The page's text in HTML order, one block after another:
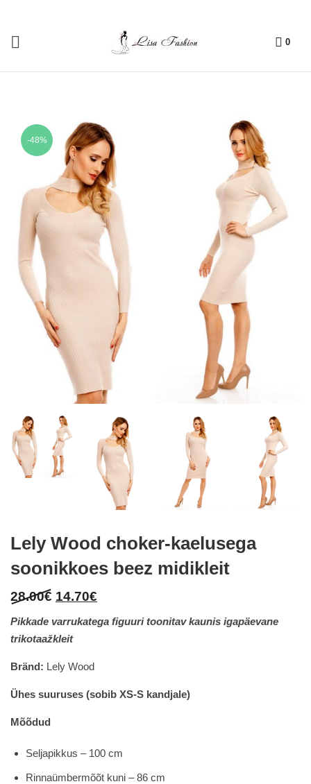
0
-48%
Lely Wood choker-kaelusega
soonikkoes beez midikleit
28.00€ Original
was:
14.70€
is:
Pikkade varrukatega figuuri toonitav kaunis igapäevane
trikotaažkleit
Bränd: Lely Wood
Ühes suuruses (sobib XS-S kandjale)
Mõõdud
Seljapikkus – 100 cm
Rinnaümbermõõt kuni – 86 cm